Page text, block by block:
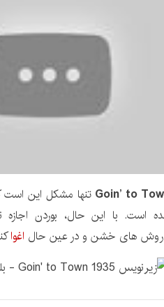
تنها مشکل این است
است. با این حال، بوردن
روش های خشن و در عین حال اغوا